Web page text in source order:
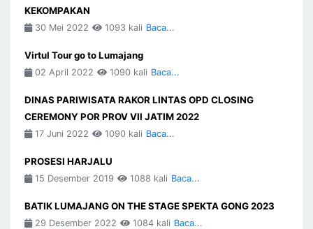
KEKOMPAKAN
30 Mei 2022 1093 kali Baca...
Virtul Tour go to Lumajang
02 April 2022 1090 kali Baca...
DINAS PARIWISATA RAKOR LINTAS OPD CLOSING
CEREMONY POR PROV VII JATIM 2022
17 Juni 2022 1090 kali Baca...
PROSESI HARJALU
15 Desember 2019 1088 kali Baca...
BATIK LUMAJANG ON THE STAGE SPEKTA GONG 2023
29 Desember 2022 1084 kali Baca...